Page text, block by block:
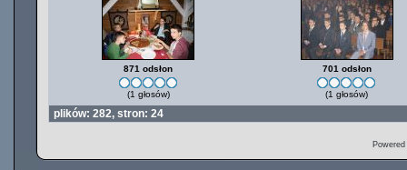
871 odsłon
(1 głosów)
701 odsłon
(1 głosów)
plików: 282, stron: 24